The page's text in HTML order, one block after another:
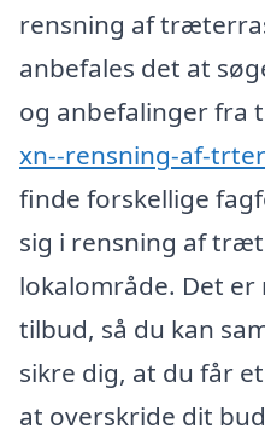
rensning af
anbefales det at
og anbefalinger fra
xn--rensning-af-
finde forskellige
sig i rensning af
lokalområde. Det
tilbud, så du kan
sikre dig, at du får
at overskride dit